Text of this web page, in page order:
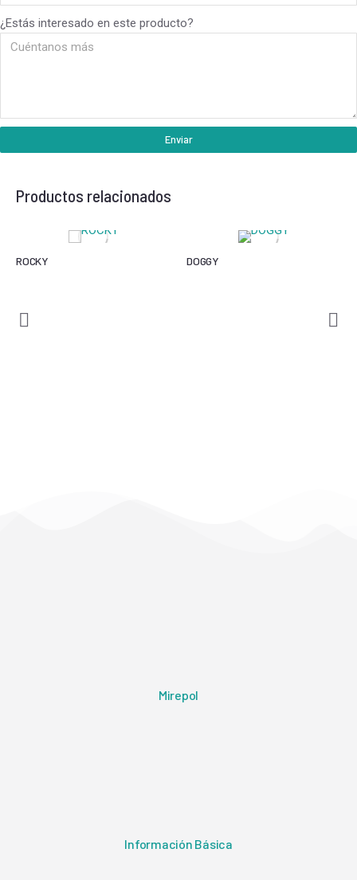
¿Estás interesado en este producto?
Enviar
Productos relacionados
ROCKY DOGGY
Mirepol
Información Básica